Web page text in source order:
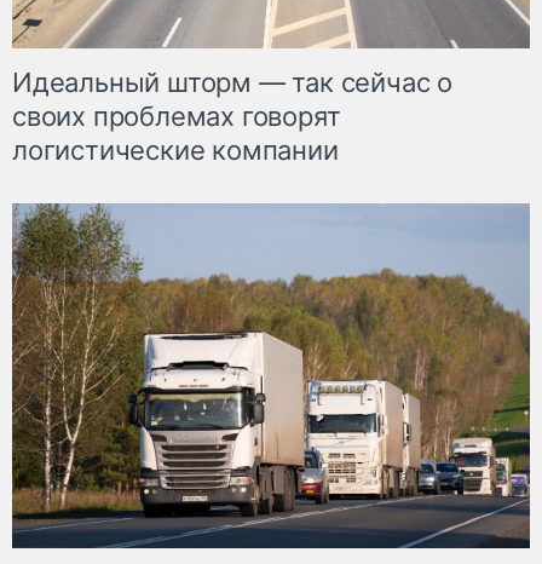
Идеальный шторм — так сейчас о
своих проблемах говорят
логистические компании